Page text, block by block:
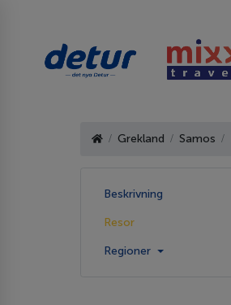
Grekland Samos
Beskrivning
Resor
Regioner